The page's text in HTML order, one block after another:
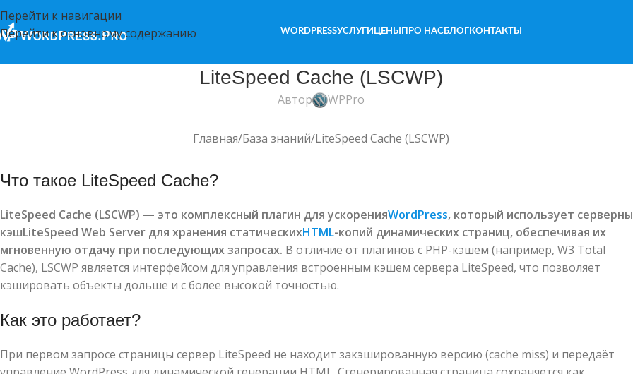
Перейти к навигации
Перейти к основному содержанию
WORDPRESSУСЛУГИ ЦЕНЫ ПРО НАСБЛОГКОНТАКТЫ
LiteSpeed Cache (LSCWP)
Автор WPPro
Главная База знаний LiteSpeed Cache (LSCWP)
Что такое LiteSpeed Cache?
LiteSpeed Cache (LSCWP) — это комплексный плагин для ускоренияWordPress, который использует
кэшLiteSpeed Web Server для хранения статическихHTML-копий динамических страниц, обеспечивая их
мгновенную отдачу при последующих запросах. В отличие от плагинов с PHP-кэшем (например, W3 Total
Cache), LSCWP является интерфейсом для управления встроенным кэшем сервера LiteSpeed, что позволяет
кэшировать объекты дольше и с более высокой точностью.
Как это работает?
При первом запросе страницы сервер LiteSpeed не находит закэшированную версию (cache miss) и передаёт